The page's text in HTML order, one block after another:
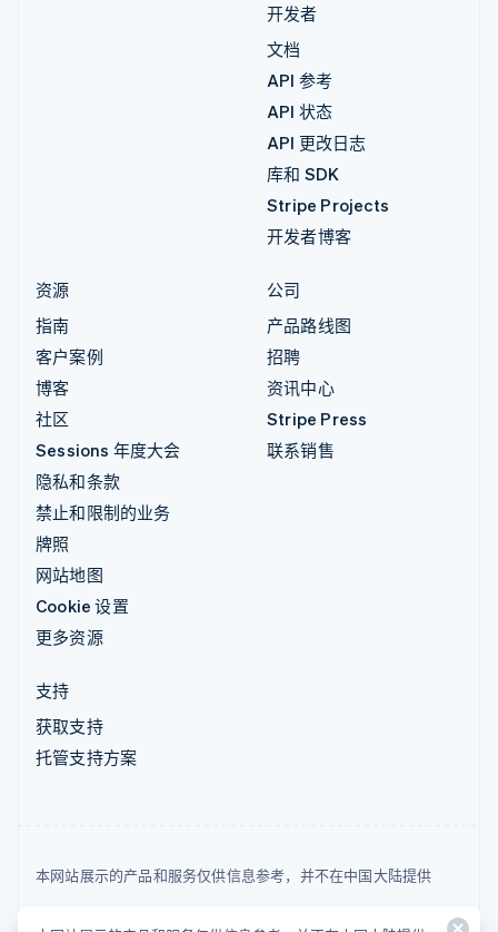
开发者
文档
API 参考
API 状态
API 更改日志
库和 SDK
Stripe Projects
开发者博客
资源
指南
客户案例
博客
社区
Sessions 年度大会
隐私和条款
禁止和限制的业务
牌照
网站地图
Cookie 设置
更多资源
公司
产品路线图
招聘
资讯中心
Stripe Press
联系销售
支持
获取支持
托管支持方案
本网站展示的产品和服务仅供信息参考，并不在中国大陆提供